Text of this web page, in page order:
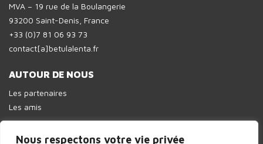
Nous respectons votre vie privée
MVA – 19 rue de la Boulangerie
93200 Saint-Denis, France
+33 (0)7 81 06 93 73
contact[a]betulalenta.fr
AUTOUR DE NOUS
Les partenaires
Les amis